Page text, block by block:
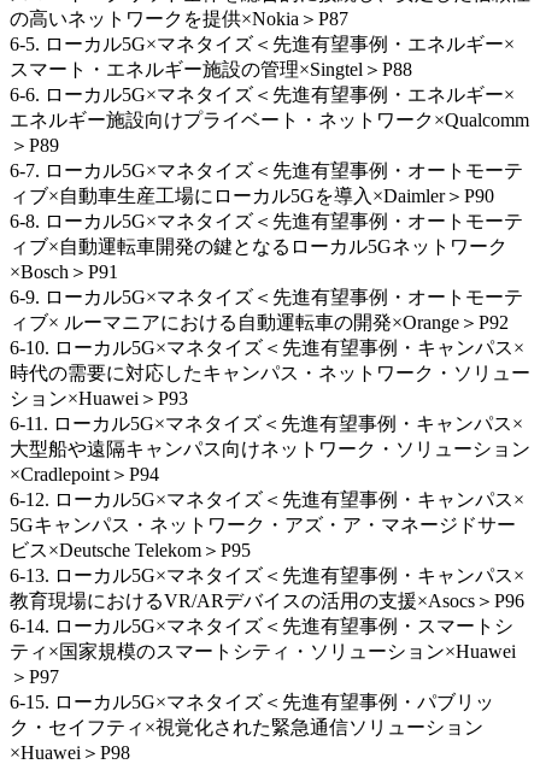
の高いネットワークを提供×Nokia＞P87
6-5. ローカル5G×マネタイズ＜先進有望事例・エネルギー×
スマート・エネルギー施設の管理×Singtel＞P88
6-6. ローカル5G×マネタイズ＜先進有望事例・エネルギー×
エネルギー施設向けプライベート・ネットワーク×Qualcomm
＞P89
6-7. ローカル5G×マネタイズ＜先進有望事例・オートモーテ
ィブ×自動車生産工場にローカル5Gを導入×Daimler＞P90
6-8. ローカル5G×マネタイズ＜先進有望事例・オートモーテ
ィブ×自動運転車開発の鍵となるローカル5Gネットワーク
×Bosch＞P91
6-9. ローカル5G×マネタイズ＜先進有望事例・オートモーテ
ィブ× ルーマニアにおける自動運転車の開発×Orange＞P92
6-10. ローカル5G×マネタイズ＜先進有望事例・キャンパス×
時代の需要に対応したキャンパス・ネットワーク・ソリュー
ション×Huawei＞P93
6-11. ローカル5G×マネタイズ＜先進有望事例・キャンパス×
大型船や遠隔キャンパス向けネットワーク・ソリューション
×Cradlepoint＞P94
6-12. ローカル5G×マネタイズ＜先進有望事例・キャンパス×
5Gキャンパス・ネットワーク・アズ・ア・マネージドサー
ビス×Deutsche Telekom＞P95
6-13. ローカル5G×マネタイズ＜先進有望事例・キャンパス×
教育現場におけるVR/ARデバイスの活用の支援×Asocs＞P96
6-14. ローカル5G×マネタイズ＜先進有望事例・スマートシ
ティ×国家規模のスマートシティ・ソリューション×Huawei
＞P97
6-15. ローカル5G×マネタイズ＜先進有望事例・パブリッ
ク・セイフティ×視覚化された緊急通信ソリューション
×Huawei＞P98